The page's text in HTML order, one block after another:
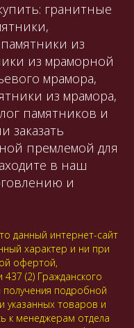
гранитные
из
из мраморной
мрамора,
из мрамора,
памятников и
заказать
премлемой для
в наш
и
данный интернет-сайт
характер и ни при
офертой,
(2) Гражданского
получения подробной
указанных товаров и
к менеджерам отдела